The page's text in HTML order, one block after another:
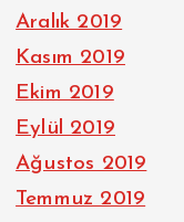
Aralık 2019
Kasım 2019
Ekim 2019
Eylül 2019
Ağustos 2019
Temmuz 2019